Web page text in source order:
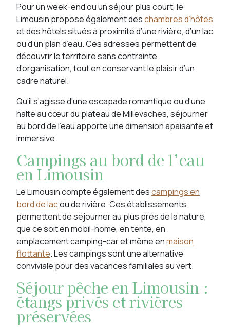
Pour un week-end ou un séjour plus court, le
Limousin propose également deschambres d’hôtes
et des hôtels situés à proximité d’une rivière, d’un lac
ou d’un plan d’eau. Ces adresses permettent de
découvrir le territoire sans contrainte
d’organisation, tout en conservant le plaisir d’un
cadre naturel.
Qu’il s’agisse d’une escapade romantique ou d’une
halte au cœur du plateau de Millevaches, séjourner
au bord de l’eau apporte une dimension apaisante et
immersive.
Campings au bord de l’eau
en Limousin
Le Limousin compte également descampings en
bord de lacou de rivière. Ces établissements
permettent de séjourner au plus près de la nature,
que ce soit en mobil-home, en tente, en
emplacement camping-car et même enmaison
flottante. Les campings sont une alternative
conviviale pour des vacances familiales au vert.
Séjour pêche en Limousin :
étangs privés et rivières
préservées